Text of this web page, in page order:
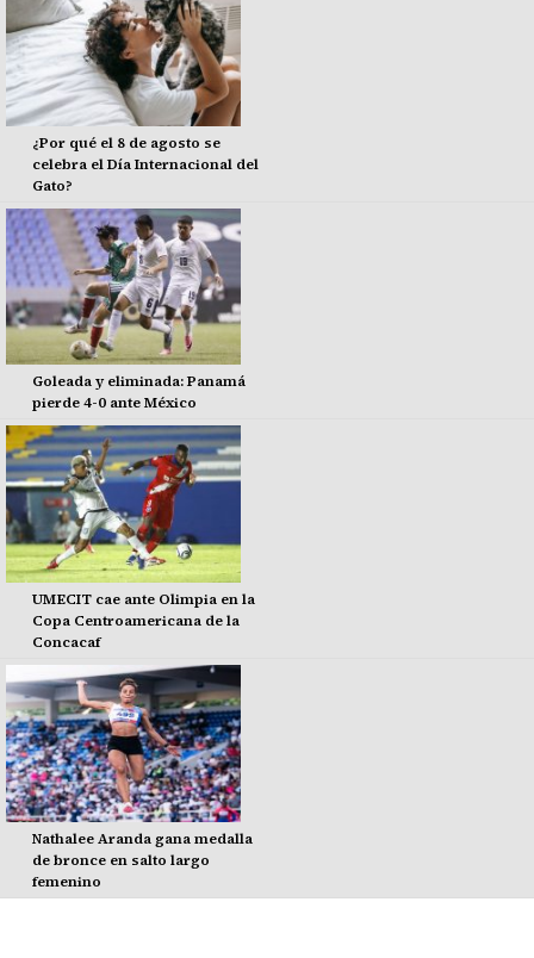
¿Por qué el 8 de agosto se
celebra el Día Internacional del
Gato?
Goleada y eliminada: Panamá
pierde 4-0 ante México
UMECIT cae ante Olimpia en la
Copa Centroamericana de la
Concacaf
Nathalee Aranda gana medalla
de bronce en salto largo
femenino